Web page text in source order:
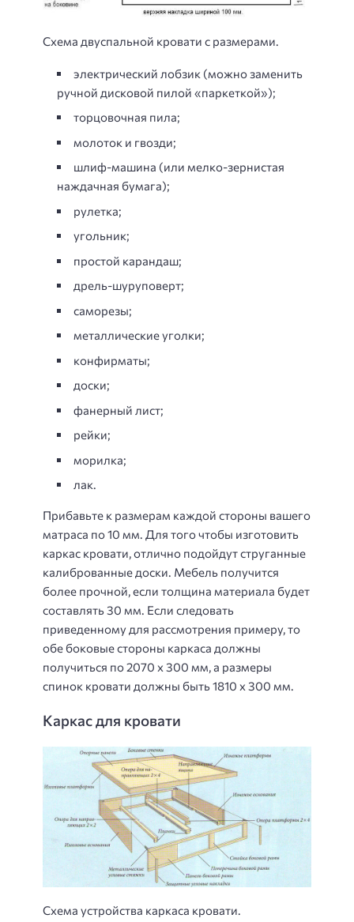
Схема двуспальной кровати с размерами.
электрический лобзик (можно заменить
ручной дисковой пилой «паркеткой»);
торцовочная пила;
молоток и гвозди;
шлиф-машина (или мелко-зернистая
наждачная бумага);
рулетка;
угольник;
простой карандаш;
дрель-шуруповерт;
саморезы;
металлические уголки;
конфирматы;
доски;
фанерный лист;
рейки;
морилка;
лак.
Прибавьте к размерам каждой стороны вашего
матраса по 10 мм. Для того чтобы изготовить
каркас кровати, отлично подойдут струганные
калиброванные доски. Мебель получится
более прочной, если толщина материала будет
составлять 30 мм. Если следовать
приведенному для рассмотрения примеру, то
обе боковые стороны каркаса должны
получиться по 2070 x 300 мм, а размеры
спинок кровати должны быть 1810 x 300 мм.
Каркас для кровати
Схема устройства каркаса кровати.